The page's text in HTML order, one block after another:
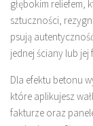
głębokim reliefem,
sztuczności,
psują
jednej ściany lub
Dla efektu betonu
które aplikujesz
fakturze oraz